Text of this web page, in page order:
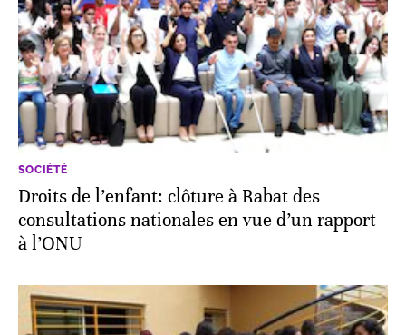
SOCIÉTÉ
Droits de l’enfant: clôture à Rabat des
consultations nationales en vue d’un rapport
à l’ONU